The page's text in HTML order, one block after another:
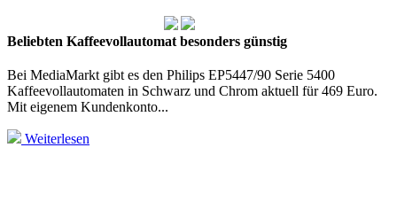
Beliebten Kaffeevollautomat besonders günstig
Bei MediaMarkt gibt es den Philips EP5447/90 Serie 5400
Kaffeevollautomaten in Schwarz und Chrom aktuell für 469 Euro.
Mit eigenem Kundenkonto...
Weiterlesen